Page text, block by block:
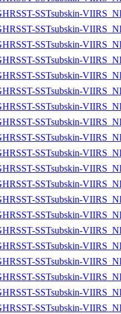
SSTsubskin-
SSTsubskin-
SSTsubskin-
SSTsubskin-
SSTsubskin-
SSTsubskin-
SSTsubskin-
SSTsubskin-
SSTsubskin-
SSTsubskin-
SSTsubskin-
SSTsubskin-
SSTsubskin-
SSTsubskin-
SSTsubskin-
SSTsubskin-
SSTsubskin-
SSTsubskin-
SSTsubskin-
SSTsubskin-